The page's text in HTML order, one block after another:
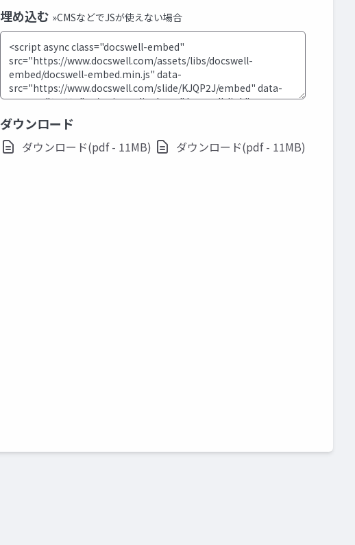
埋め込む »CMSなどでJSが使えない場合
ダウンロード
ダウンロード(pdf - 11MB) ダウンロード(pdf - 11MB)